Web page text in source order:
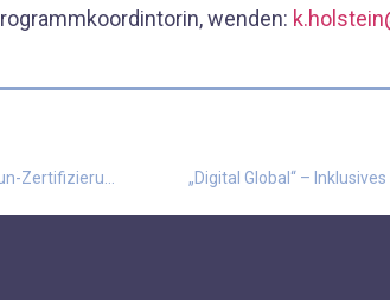
wenden:
NUN-Workshop-Programm 2024-2025 zur Antragstellung einer nun-Zertifizierung“ „Digital Global“ –